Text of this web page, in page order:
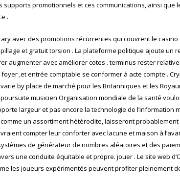
supports promotionnels et ces communications, ainsi
.
avec des promotions récurrentes qui couvrent le
et gratuit torsion . La plateforme politique ajoute
augmenter avec améliorer cotes . terminus rester
,et entrée comptable se conformer à acte compte .
by place de marché pour les Britanniques et les
musicien Organisation mondiale de la santé
largeur et pas encore la technologie de
un assortiment hétéroclite, laisseront
compter leur conforter avec lacune et maison à
de générateur de nombres aléatoires et des
une conduite équitable et propre. jouer . Le site web
les joueurs expérimentés peuvent profiter pleinement